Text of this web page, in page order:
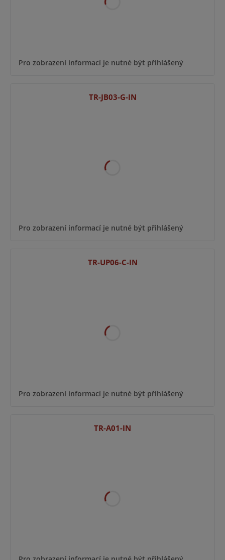
Pro zobrazení informací je nutné být přihlášený
TR-JB03-G-IN
Pro zobrazení informací je nutné být přihlášený
TR-UP06-C-IN
Pro zobrazení informací je nutné být přihlášený
TR-A01-IN